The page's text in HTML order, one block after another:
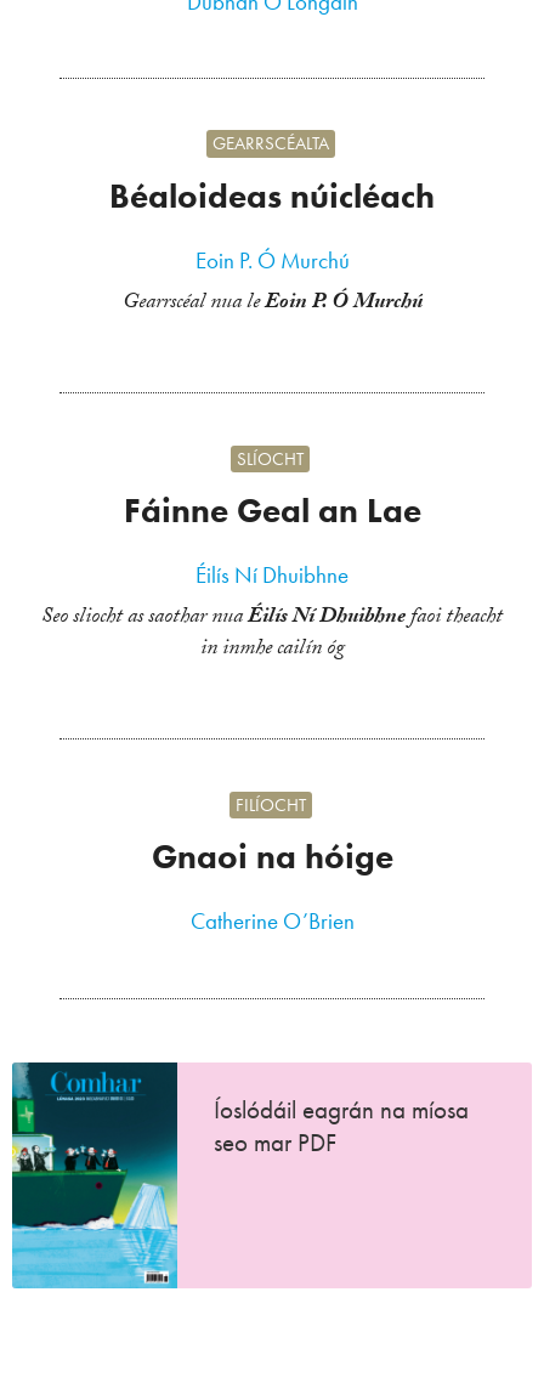
Béaloideas núicléach
GEARRSCÉALTA
Eoin P. Ó Murchú
Gearrscéal nua leEoin P. Ó Murchú
Fáinne Geal an Lae
SLÍOCHT
Éilís Ní Dhuibhne
Seo sliocht as saothar nuaÉilís Ní Dhuibhnefaoi theacht
in inmhe cailín óg
Gnaoi na hóige
FILÍOCHT
Catherine O’Brien
Íoslódáil eagrán na míosa
seo mar PDF